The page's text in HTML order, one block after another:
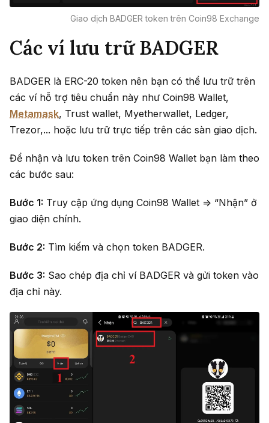
Giao dịch BADGER token trên Coin98 Exchange
Các ví lưu trữ BADGER
BADGER là ERC-20 token nên bạn có thể lưu trữ trên
các ví hỗ trợ tiêu chuẩn này như Coin98 Wallet,
Metamask, Trust wallet, Myetherwallet, Ledger,
Trezor,... hoặc lưu trữ trực tiếp trên các sàn giao dịch.
Để nhận và lưu token trên Coin98 Wallet bạn làm theo
các bước sau:
Bước 1: Truy cập ứng dụng Coin98 Wallet => “Nhận” ở
giao diện chính.
Bước 2: Tìm kiếm và chọn token BADGER.
Bước 3: Sao chép địa chỉ ví BADGER và gửi token vào
địa chỉ này.